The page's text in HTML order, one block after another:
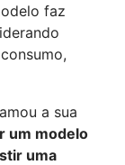
faz
a sua
um modelo
uma